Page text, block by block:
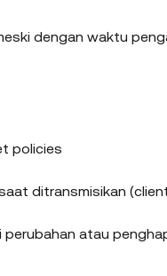
dengan waktu
policies
ditransmisikan
perubahan atau